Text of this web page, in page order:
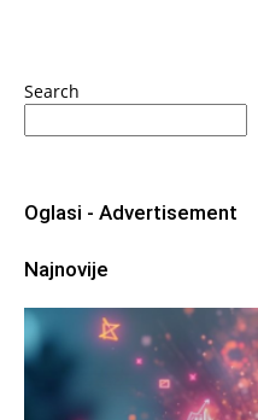
Search
Oglasi - Advertisement
Najnovije